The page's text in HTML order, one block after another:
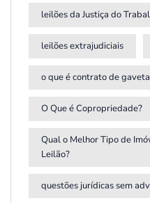
leilões da Justiça do
leilões extrajudiciais
o que é contrato de gaveta
O Que é Copropriedade?
Qual o Melhor Tipo de
Leilão?
questões jurídicas sem